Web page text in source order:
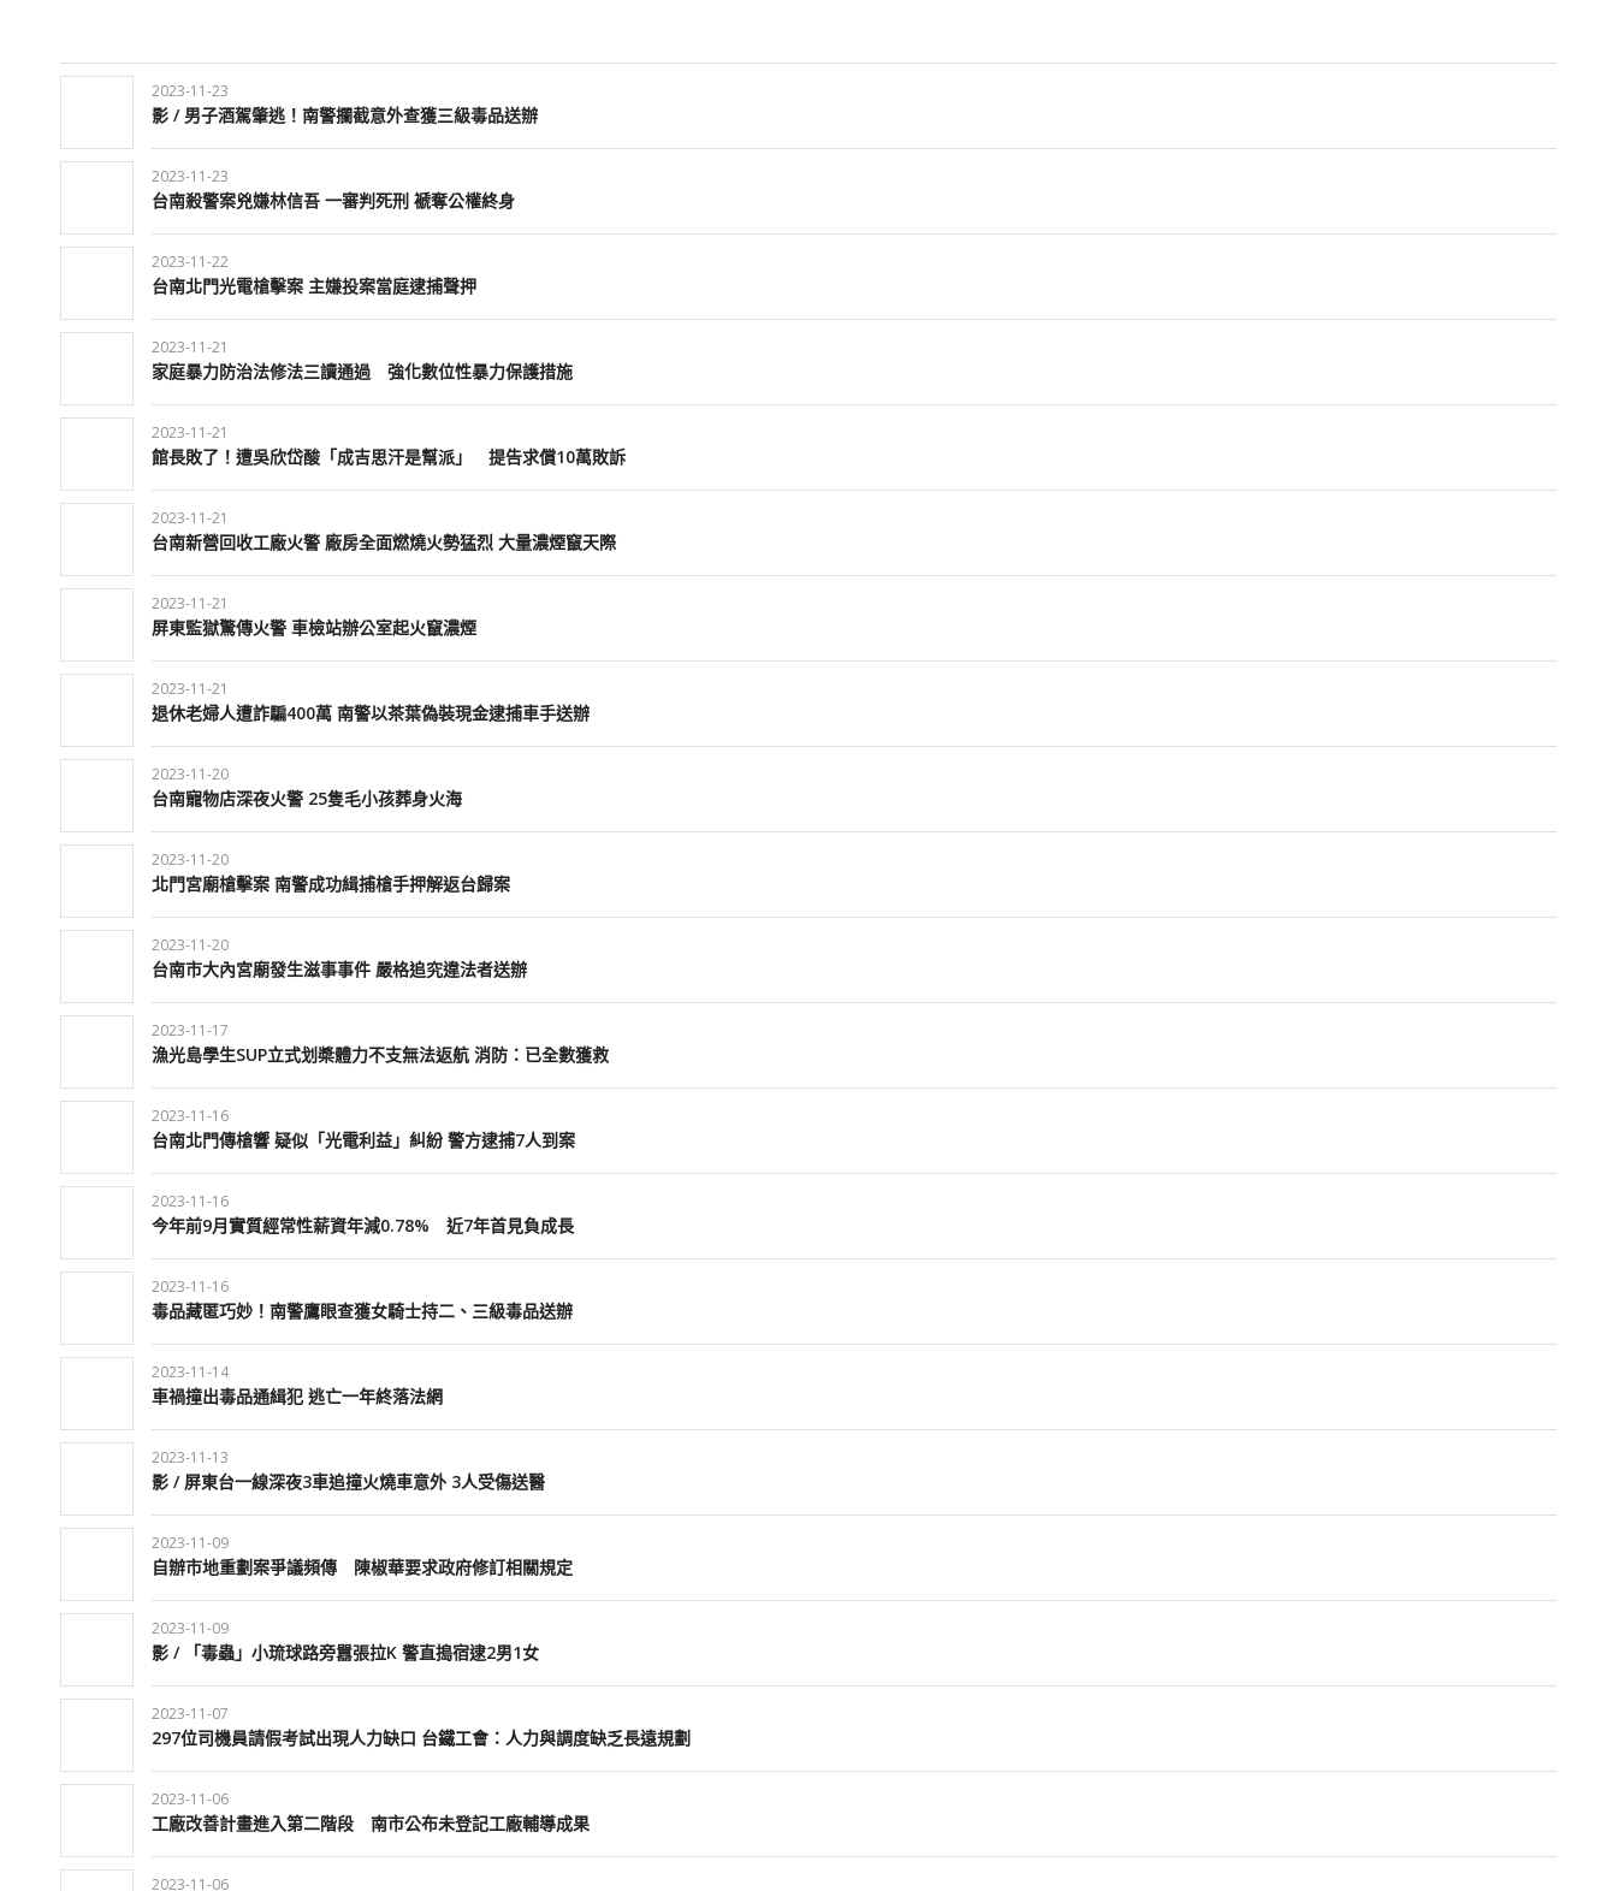
2023-11-23
影 / 男子酒駕肇逃！南警攔截意外查獲三級毒品送辦
2023-11-23
台南殺警案兇嫌林信吾 一審判死刑 褫奪公權終身
2023-11-22
台南北門光電槍擊案 主嫌投案當庭逮捕聲押
2023-11-21
家庭暴力防治法修法三讀通過 強化數位性暴力保護措施
2023-11-21
館長敗了！遭吳欣岱酸「成吉思汗是幫派」 提告求償10萬敗訴
2023-11-21
台南新營回收工廠火警 廠房全面燃燒火勢猛烈 大量濃煙竄天際
2023-11-21
屏東監獄驚傳火警 車檢站辦公室起火竄濃煙
2023-11-21
退休老婦人遭詐騙400萬 南警以茶葉偽裝現金逮捕車手送辦
2023-11-20
台南寵物店深夜火警 25隻毛小孩葬身火海
2023-11-20
北門宮廟槍擊案 南警成功緝捕槍手押解返台歸案
2023-11-20
台南市大內宮廟發生滋事事件 嚴格追究違法者送辦
2023-11-17
漁光島學生SUP立式划槳體力不支無法返航 消防：已全數獲救
2023-11-16
台南北門傳槍響 疑似「光電利益」糾紛 警方逮捕7人到案
2023-11-16
今年前9月實質經常性薪資年減0.78% 近7年首見負成長
2023-11-16
毒品藏匿巧妙！南警鷹眼查獲女騎士持二、三級毒品送辦
2023-11-14
車禍撞出毒品通緝犯 逃亡一年終落法網
2023-11-13
影 / 屏東台一線深夜3車追撞火燒車意外 3人受傷送醫
2023-11-09
自辦市地重劃案爭議頻傳 陳椒華要求政府修訂相關規定
2023-11-09
影 / 「毒蟲」小琉球路旁囂張拉K 警直搗宿逮2男1女
2023-11-07
297位司機員請假考試出現人力缺口 台鐵工會：人力與調度缺乏長遠規劃
2023-11-06
工廠改善計畫進入第二階段 南市公布未登記工廠輔導成果
2023-11-06